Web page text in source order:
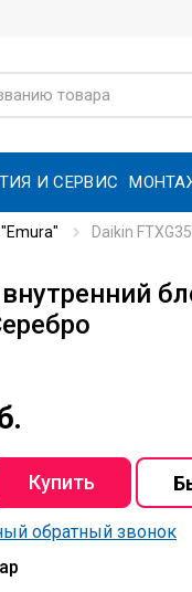
И СЕРВИС
"Emura" Daikin
обратный звонок